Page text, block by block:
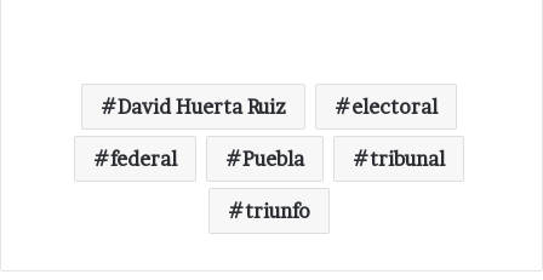
David Huerta Ruiz electoral
federal Puebla tribunal
triunfo